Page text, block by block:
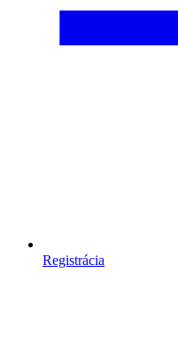
Registrácia